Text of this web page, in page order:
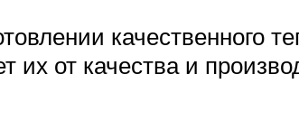
качественного
от качества и